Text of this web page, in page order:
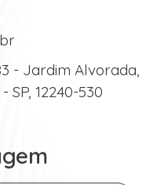
- Jardim Alvorada,
SP, 12240-530